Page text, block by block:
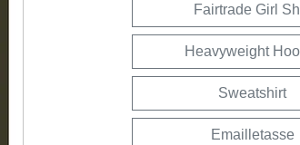
Fairtrade Girl
Heavyweight
Sweatshirt
Emailletasse